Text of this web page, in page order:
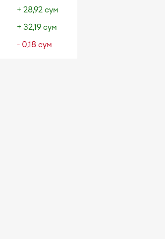
+ 28,92 сум
+ 32,19 сум
- 0,18 сум